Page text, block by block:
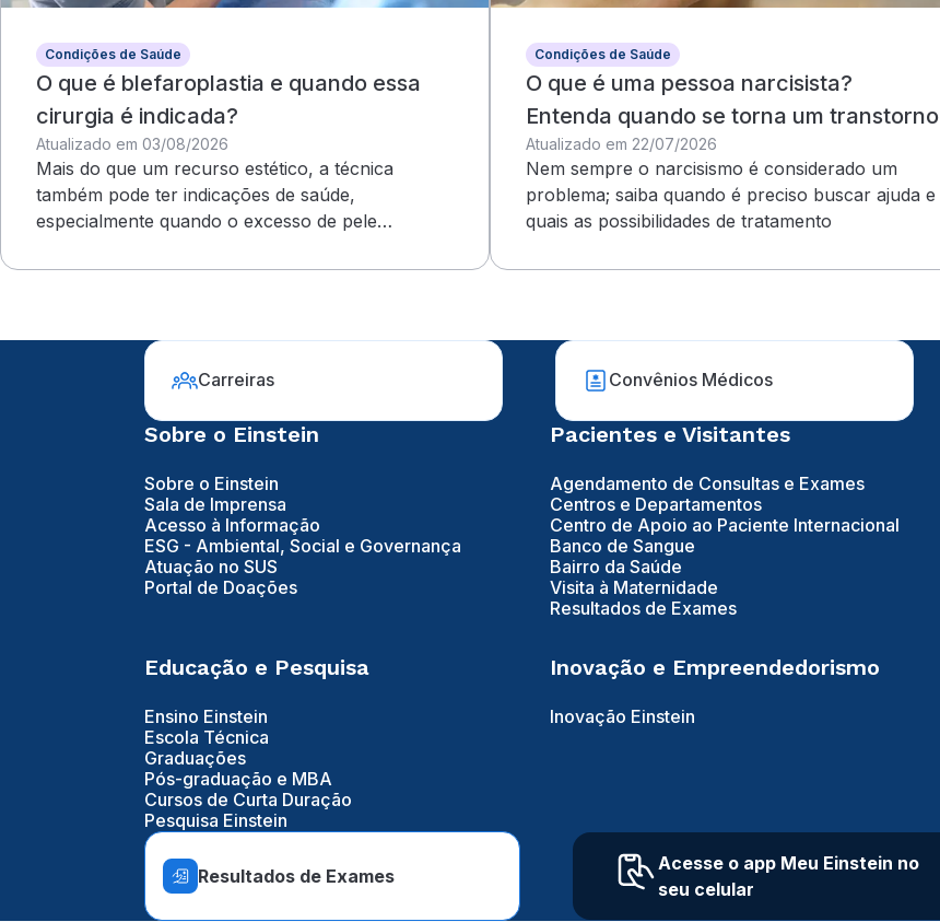
Condições de Saúde
O que é blefaroplastia e quando essa
cirurgia é indicada?
Atualizado em 03/08/2026
Mais do que um recurso estético, a técnica
também pode ter indicações de saúde,
especialmente quando o excesso de pele
Condições de Saúde
O que é uma pessoa narcisista?
Entenda quando se torna um transtorno
Atualizado em 22/07/2026
Nem sempre o narcisismo é considerado um
problema; saiba quando é preciso buscar ajuda e
quais as possibilidades de tratamento
Carreiras Convênios Médicos
Sobre o Einstein
Sobre o Einstein
Sala de Imprensa
Acesso à Informação
ESG - Ambiental, Social e Governança
Atuação no SUS
Portal de Doações
Pacientes e Visitantes
Agendamento de Consultas e Exames
Centros e Departamentos
Centro de Apoio ao Paciente Internacional
Banco de Sangue
Bairro da Saúde
Visita à Maternidade
Resultados de Exames
Educação e Pesquisa
Ensino Einstein
Escola Técnica
Graduações
Pós-graduação e MBA
Cursos de Curta Duração
Pesquisa Einstein
Inovação e Empreendedorismo
Inovação Einstein
Resultados de Exames
Acesse o app Meu Einstein no
seu celular